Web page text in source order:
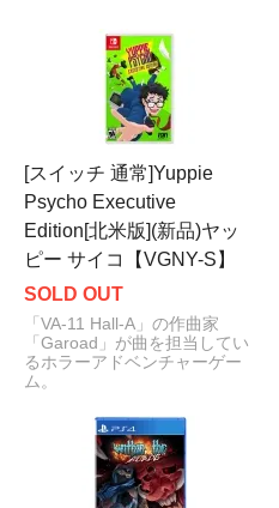
[スイッチ 通常]Yuppie
Psycho Executive
Edition[北米版](新品)ヤッ
ピー サイコ【VGNY-S】
SOLD OUT
「VA-11 Hall-A」の作曲家
「Garoad」が曲を担当してい
るホラーアドベンチャーゲー
ム。